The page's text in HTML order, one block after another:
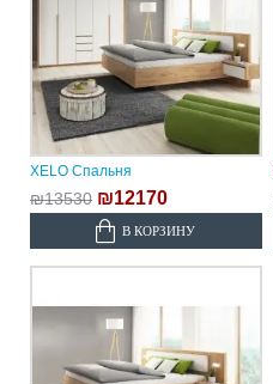
XELO Спальня
₪13530 ₪12170
В КОРЗИНУ